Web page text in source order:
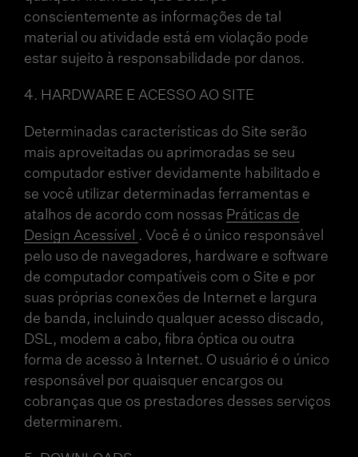
conscientemente as informações de tal
material ou atividade está em violação pode
estar sujeito à responsabilidade por danos.
4. HARDWARE E ACESSO AO SITE
Determinadas características do Site serão
mais aproveitadas ou aprimoradas se seu
computador estiver devidamente habilitado e
se você utilizar determinadas ferramentas e
atalhos de acordo com nossas Práticas de
Design Acessível
. Você é o único responsável
pelo uso de navegadores, hardware e software
de computador compatíveis com o Site e por
suas próprias conexões de Internet e largura
de banda, incluindo qualquer acesso discado,
DSL, modem a cabo, fibra óptica ou outra
forma de acesso à Internet. O usuário é o único
responsável por quaisquer encargos ou
cobranças que os prestadores desses serviços
determinarem.